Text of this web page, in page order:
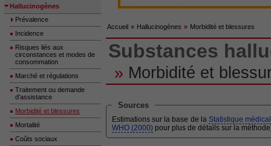
Hallucinogènes
Prévalence
Incidence
Risques liés aux
circonstances et modes de
consommation
Marché et régulations
Traitement ou demande
d'assistance
Morbidité et blessures
Mortalité
Coûts sociaux
Accueil » Hallucinogènes » Morbidité et blessures
Substances
» Morbidité et
Sources
Estimations sur la base de la Statistique
WHO (2000) pour plus de détails sur la